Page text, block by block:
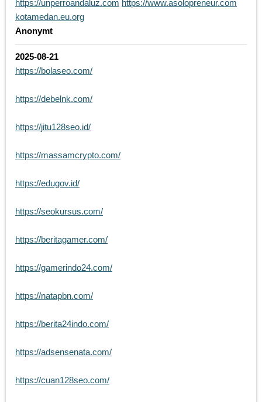
https://unperroandaluz.com https://www.asolopreneur.com
kotamedan.eu.org
Anonymt
2025-08-21
https://bolaseo.com/
https://debelnk.com/
https://jitu128seo.id/
https://massamcrypto.com/
https://edugov.id/
https://seokursus.com/
https://beritagamer.com/
https://gamerindo24.com/
https://natapbn.com/
https://berita24indo.com/
https://adsensenata.com/
https://cuan128seo.com/